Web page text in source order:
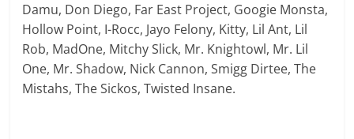
Damu, Don Diego, Far East Project, Googie Monsta,
Hollow Point, I-Rocc, Jayo Felony, Kitty, Lil Ant, Lil
Rob, MadOne, Mitchy Slick, Mr. Knightowl, Mr. Lil
One, Mr. Shadow, Nick Cannon, Smigg Dirtee, The
Mistahs, The Sickos, Twisted Insane.